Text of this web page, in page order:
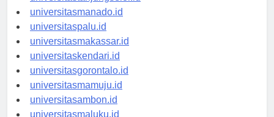
universitastanjungselor.id
universitasmanado.id
universitaspalu.id
universitasmakassar.id
universitaskendari.id
universitasgorontalo.id
universitasmamuju.id
universitasambon.id